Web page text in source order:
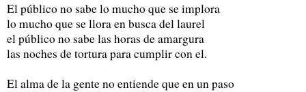
El público no sabe lo mucho que se implora
lo mucho que se llora en busca del laurel
el público no sabe las horas de amargura
las noches de tortura para cumplir con el.
El alma de la gente no entiende que en un paso